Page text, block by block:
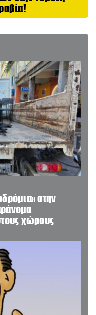
στην
χώρους